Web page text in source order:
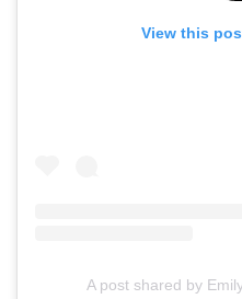
View this
A post shared by